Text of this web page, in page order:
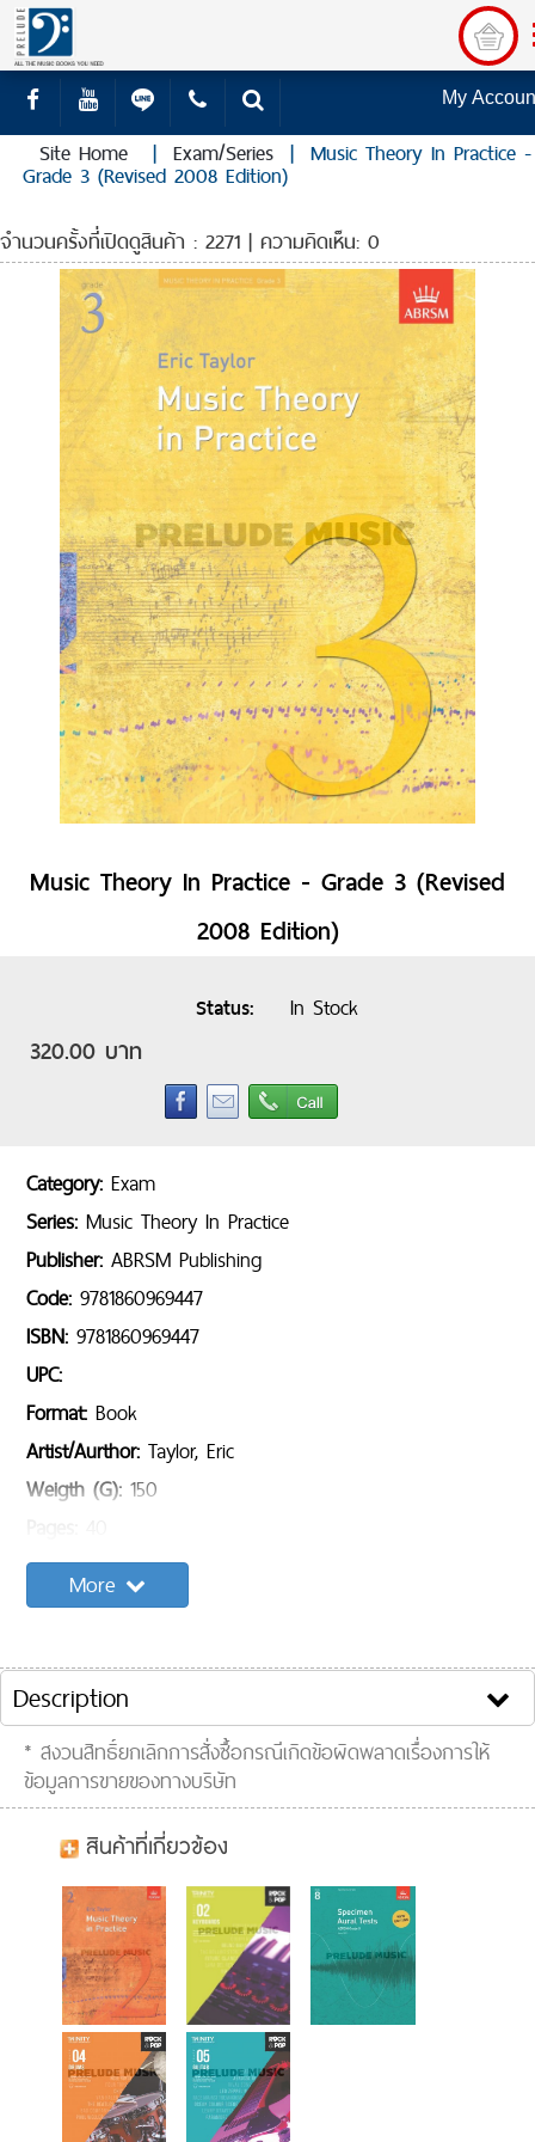
My
Site Home | Exam/Series | Music Theory In Practice -
Grade 3 (Revised 2008 Edition)
จำนวนครั้งที่เปิดดูสินค้า : 2271 | ความคิดเห็น: 0
Music Theory In Practice - Grade 3 (Revised
2008 Edition)
Status In Stock
320.00 บาท
Category:Exam
Series:Music Theory In Practice
Publisher:ABRSM Publishing
Code:9781860969447
ISBN:9781860969447
UPC:
Format:Book
Artist/Aurthor:Taylor, Eric
Weigth (G):150
Sample Content:
Song list:
More
Description
* สงวนสิทธิ์ยกเลิกการสั่งซื้อกรณีเกิดข้อผิดพลาดเรื่องการให้
ข้อมูลการขายของทางบริษัท
สินค้าที่เกี่ยวข้อง